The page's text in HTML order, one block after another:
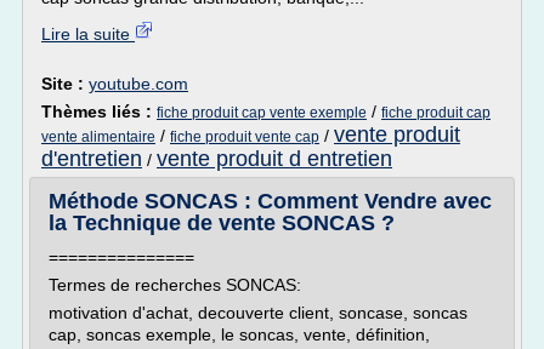
Lire la suite
Site : youtube.com
Thèmes liés : fiche produit cap vente exemple / fiche produit cap
vente alimentaire / fiche produit vente cap / vente produit
d'entretien / vente produit d entretien
Méthode SONCAS : Comment Vendre avec
la Technique de vente SONCAS ?
===============
Termes de recherches SONCAS:
motivation d'achat, decouverte client, soncase, soncas
cap, soncas exemple, le soncas, vente, définition,